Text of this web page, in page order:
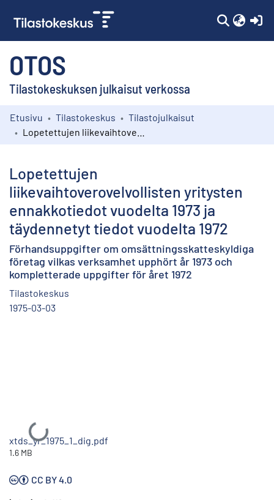
OTOS
Tilastokeskuksen julkaisut verkossa
Kokoelmat
Etusivu Tilastokeskus
Tilastojulkaisut
Lopetettujen
liikevaihtoverovelvollisten yritysten
ennakkotiedot vuodelta 1973 ja
täydennetyt tiedot vuodelta 1972
Förhandsuppgifter om omsättningsskatteskyldiga
företag vilkas verksamhet upphört år 1973 och
kompletterade uppgifter för året 1972
Tilastokeskus
1975-03-03
Ladataan...
xtds_yr_1975_1_dig.pdf
1.6 MB
CC BY 4.0